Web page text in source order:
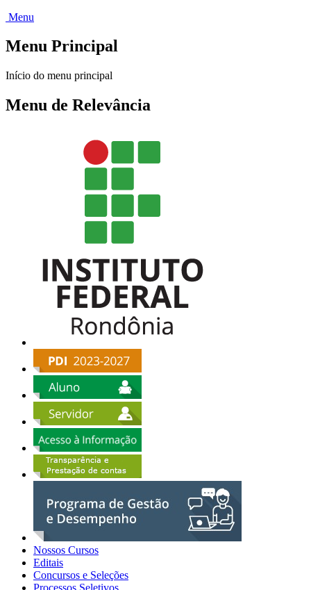
Menu
Menu Principal
Início do menu principal
Menu de Relevância
Nossos Cursos
Editais
Concursos e Seleções